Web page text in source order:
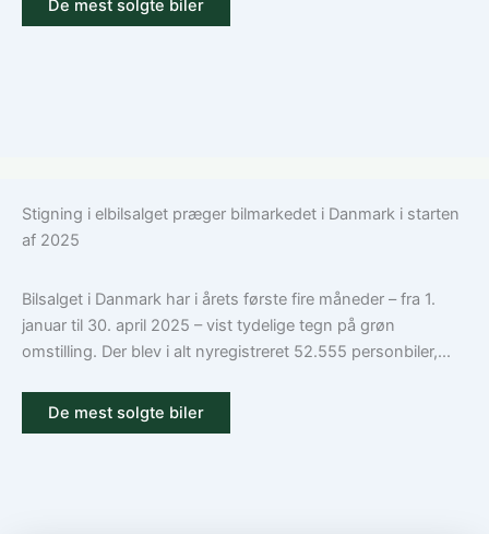
De mest solgte biler
Stigning i elbilsalget præger bilmarkedet i Danmark i starten
af 2025
Bilsalget i Danmark har i årets første fire måneder – fra 1.
januar til 30. april 2025 – vist tydelige tegn på grøn
omstilling. Der blev i alt nyregistreret 52.555 personbiler,...
De mest solgte biler